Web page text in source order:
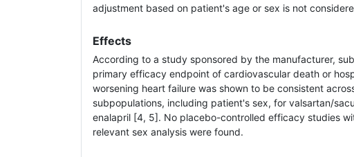
adjustment based on patient's age or sex is not
Effects
According to a study sponsored by the manufacturer,
primary efficacy endpoint of cardiovascular death or
worsening heart failure was shown to be consistent
subpopulations, including patient's sex, for valsartan/
enalapril [4, 5]. No placebo-controlled efficacy studies
relevant sex analysis were found.